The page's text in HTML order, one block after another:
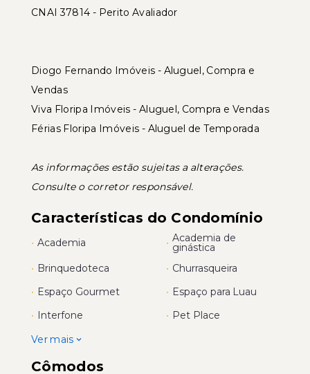
CNAI 37814 - Perito Avaliador
Diogo Fernando Imóveis - Aluguel, Compra e
Vendas
Viva Floripa Imóveis - Aluguel, Compra e Vendas
Férias Floripa Imóveis - Aluguel de Temporada
As informações estão sujeitas a alterações.
Consulte o corretor responsável.
Características do Condomínio
• Academia • Academia de
ginástica
• Brinquedoteca • Churrasqueira
• Espaço Gourmet • Espaço para Luau
• Interfone • Pet Place
Ver mais
Cômodos